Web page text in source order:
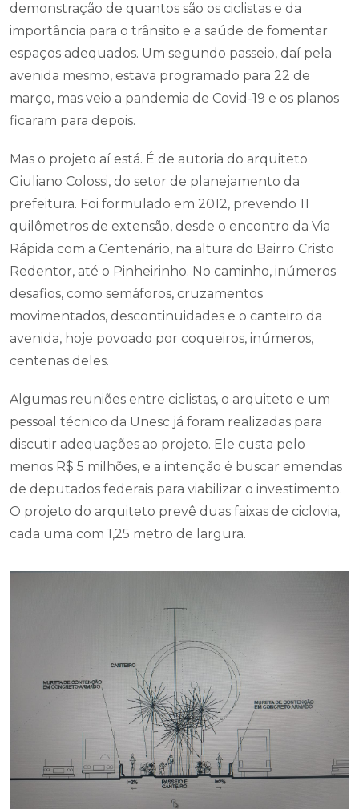
demonstração de quantos são os ciclistas e da
importância para o trânsito e a saúde de fomentar
espaços adequados. Um segundo passeio, daí pela
avenida mesmo, estava programado para 22 de
março, mas veio a pandemia de Covid-19 e os planos
ficaram para depois.
Mas o projeto aí está. É de autoria do arquiteto
Giuliano Colossi, do setor de planejamento da
prefeitura. Foi formulado em 2012, prevendo 11
quilômetros de extensão, desde o encontro da Via
Rápida com a Centenário, na altura do Bairro Cristo
Redentor, até o Pinheirinho. No caminho, inúmeros
desafios, como semáforos, cruzamentos
movimentados, descontinuidades e o canteiro da
avenida, hoje povoado por coqueiros, inúmeros,
centenas deles.
Algumas reuniões entre ciclistas, o arquiteto e um
pessoal técnico da Unesc já foram realizadas para
discutir adequações ao projeto. Ele custa pelo
menos R$ 5 milhões, e a intenção é buscar emendas
de deputados federais para viabilizar o investimento.
O projeto do arquiteto prevê duas faixas de ciclovia,
cada uma com 1,25 metro de largura.